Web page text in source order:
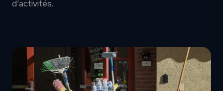
d'activités.